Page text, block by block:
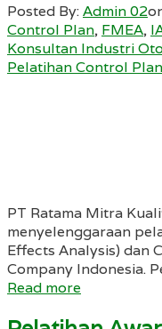
Posted By:Admin 02
Control Plan, FMEA,
Konsultan Industri
Pelatihan Control Plan
PT Ratama Mitra
menyelenggaraan
Effects Analysis) dan
Company Indonesia.
Read more